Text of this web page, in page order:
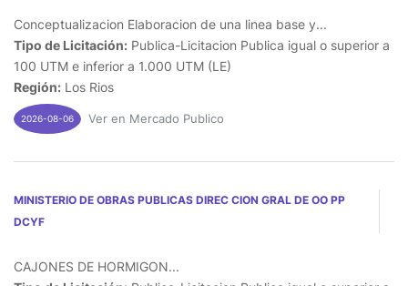
Conceptualizacion Elaboracion de una linea base y...
Tipo de Licitación: Publica-Licitacion Publica igual o superior a
100 UTM e inferior a 1.000 UTM (LE)
Región: Los Rios
2026-08-06 Ver en Mercado Publico
MINISTERIO DE OBRAS PUBLICAS DIREC CION GRAL DE OO PP
DCYF
CAJONES DE HORMIGON...